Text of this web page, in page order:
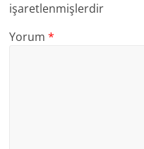
işaretlenmişlerdir
Yorum*